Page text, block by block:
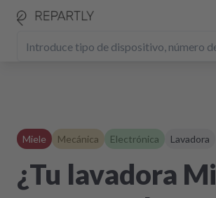
Miele Mecánica Electrónica Lavadora
¿Tu lavadora